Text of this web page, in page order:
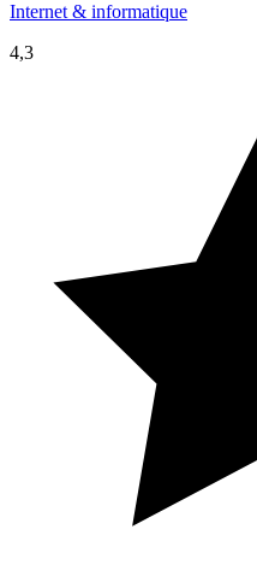
Internet & informatique
4,3